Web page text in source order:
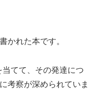
かれた本です。
てて、その発達につ
考察が深められていま